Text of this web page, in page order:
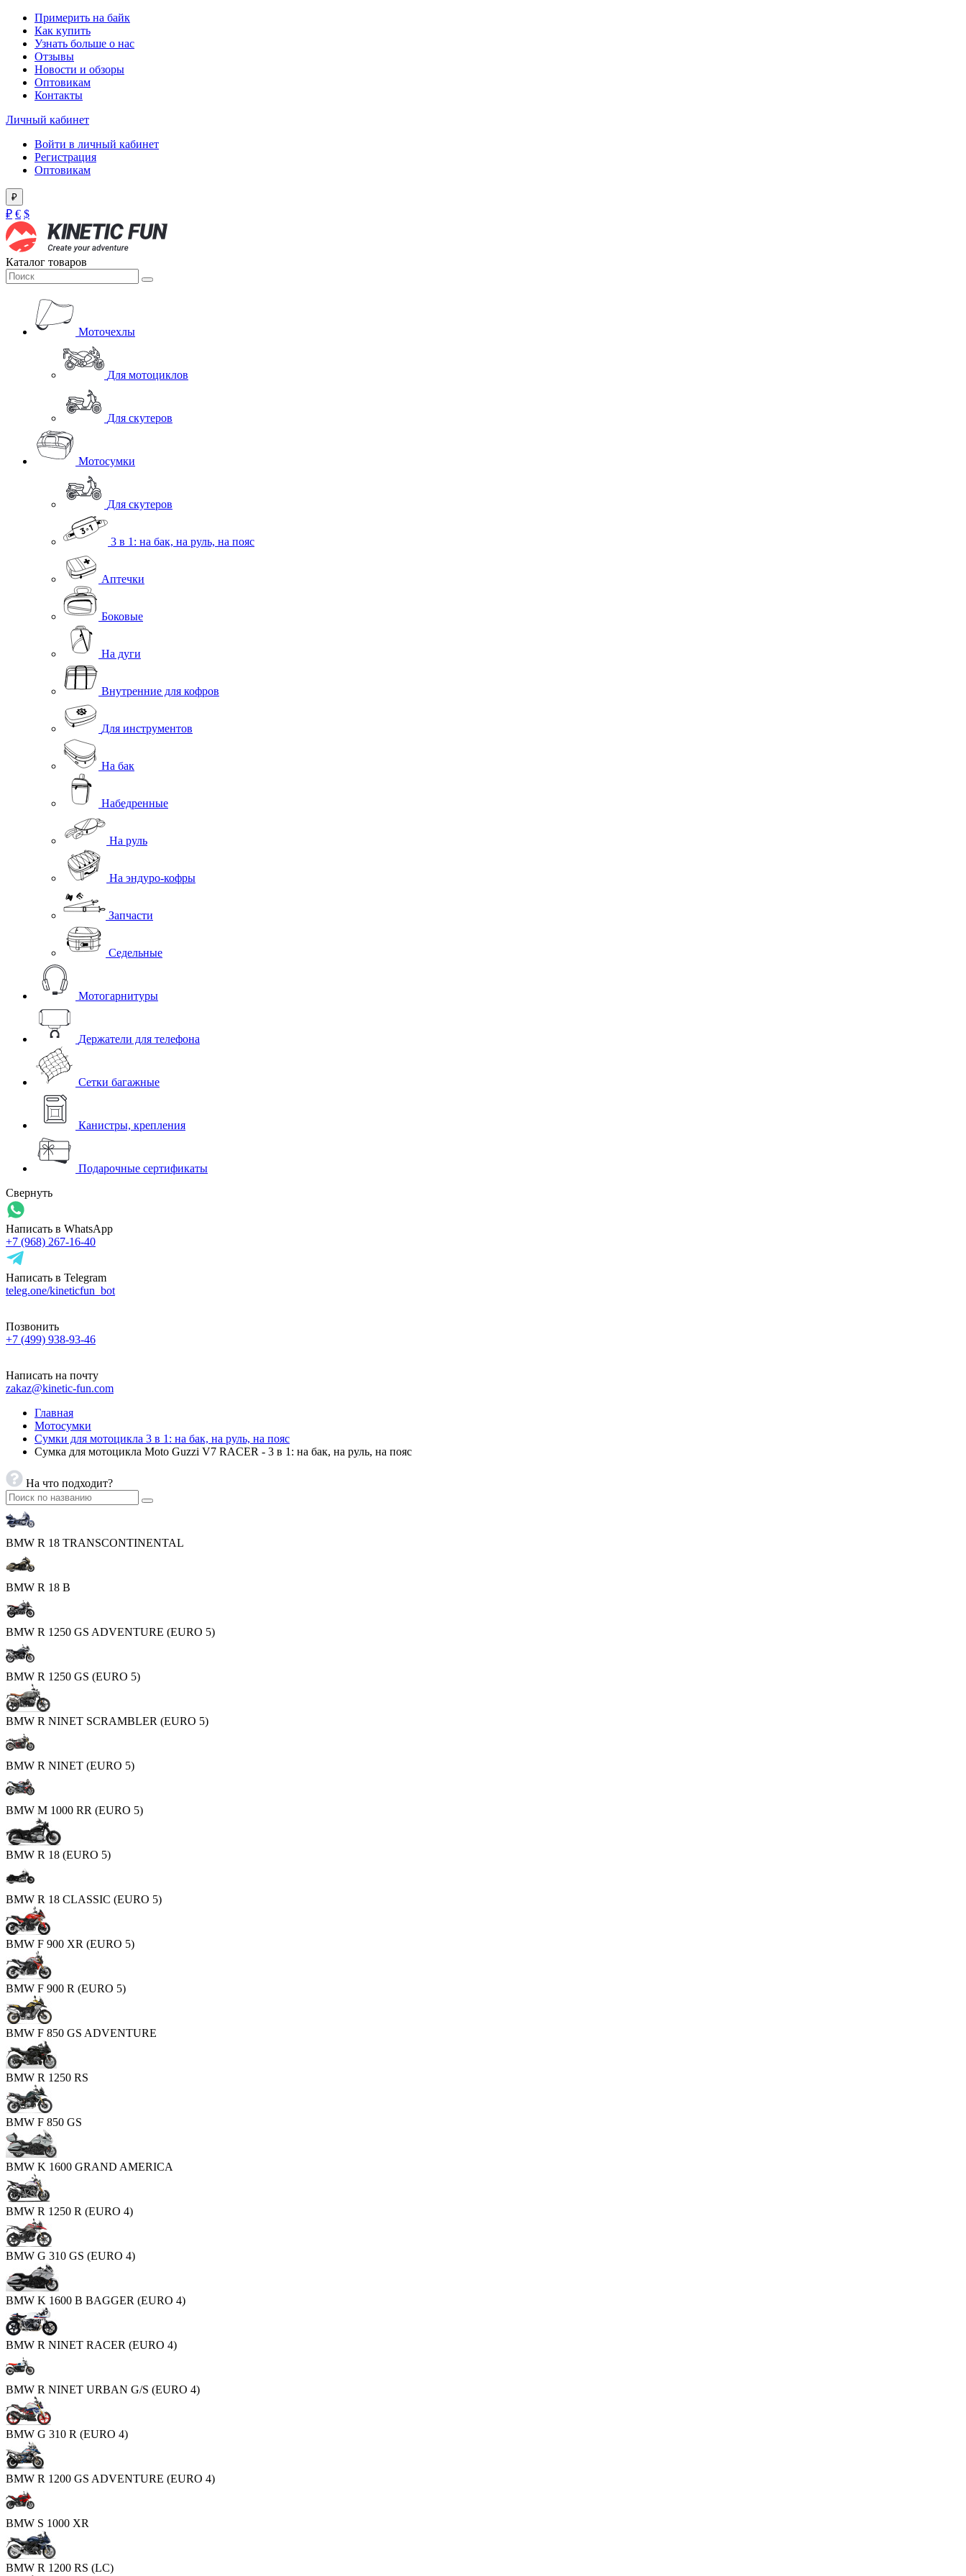
Примерить на байк
Как купить
Узнать больше о нас
Отзывы
Новости и обзоры
Оптовикам
Контакты
Личный кабинет
Войти в личный кабинет
Регистрация
Оптовикам
₽
₽ € $
Каталог товаров
Моточехлы
Для мотоциклов
Для скутеров
Мотосумки
Для скутеров
3 в 1: на бак, на руль, на пояс
Аптечки
Боковые
На дуги
Внутренние для кофров
Для инструментов
На бак
Набедренные
На руль
На эндуро-кофры
Запчасти
Седельные
Мотогарнитуры
Держатели для телефона
Сетки багажные
Канистры, крепления
Подарочные сертификаты
Свернуть
Написать в WhatsApp
+7 (968) 267-16-40
Написать в Telegram
teleg.one/kineticfun_bot
Позвонить
+7 (499) 938-93-46
Написать на почту
zakaz@kinetic-fun.com
Главная
Мотосумки
Сумки для мотоцикла 3 в 1: на бак, на руль, на пояс
Сумка для мотоцикла Moto Guzzi V7 RACER - 3 в 1: на бак, на руль, на пояс
На что подходит?
BMW R 18 TRANSCONTINENTAL
BMW R 18 B
BMW R 1250 GS ADVENTURE (EURO 5)
BMW R 1250 GS (EURO 5)
BMW R NINET SCRAMBLER (EURO 5)
BMW R NINET (EURO 5)
BMW M 1000 RR (EURO 5)
BMW R 18 (EURO 5)
BMW R 18 CLASSIC (EURO 5)
BMW F 900 XR (EURO 5)
BMW F 900 R (EURO 5)
BMW F 850 GS ADVENTURE
BMW R 1250 RS
BMW F 850 GS
BMW K 1600 GRAND AMERICA
BMW R 1250 R (EURO 4)
BMW G 310 GS (EURO 4)
BMW K 1600 B BAGGER (EURO 4)
BMW R NINET RACER (EURO 4)
BMW R NINET URBAN G/S (EURO 4)
BMW G 310 R (EURO 4)
BMW R 1200 GS ADVENTURE (EURO 4)
BMW S 1000 XR
BMW R 1200 RS (LC)